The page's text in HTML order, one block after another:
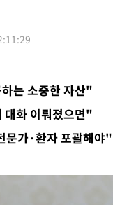
신의 기회로 삼겠다"
150㎜ 비
나스닥 1.3%↑
배상 선행돼야"
박선원·최민희·서미화·
…金 47.75%·鄭
는 소중한 자산"
대화 이뤄졌으면"
문가·환자 포괄해야"